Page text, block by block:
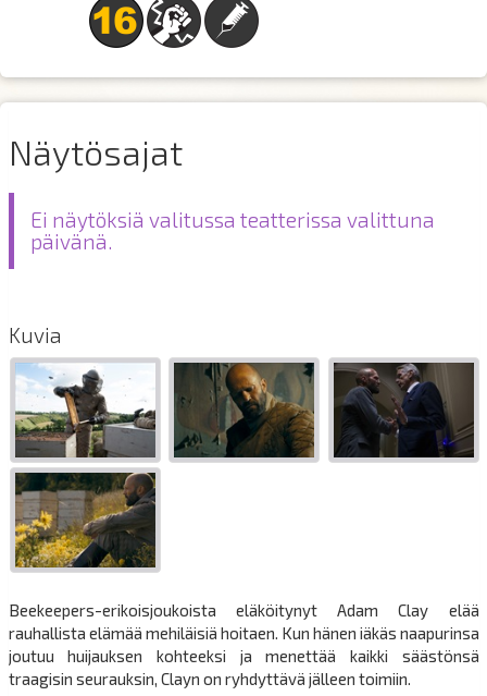
Näytösajat
Ei näytöksiä valitussa teatterissa valittuna
päivänä.
Kuvia
Beekeepers-erikoisjoukoista eläköitynyt Adam Clay elää
rauhallista elämää mehiläisiä hoitaen. Kun hänen iäkäs naapurinsa
joutuu huijauksen kohteeksi ja menettää kaikki säästönsä
traagisin seurauksin, Clayn on ryhdyttävä jälleen toimiin.